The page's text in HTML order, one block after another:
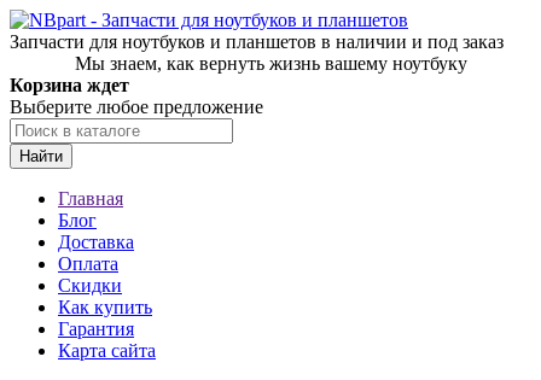
Запчасти для ноутбуков и планшетов в наличии и под заказ
Мы знаем, как вернуть жизнь вашему ноутбуку
Корзина ждет
Выберите любое предложение
Найти
Главная
Блог
Доставка
Оплата
Скидки
Как купить
Гарантия
Карта сайта